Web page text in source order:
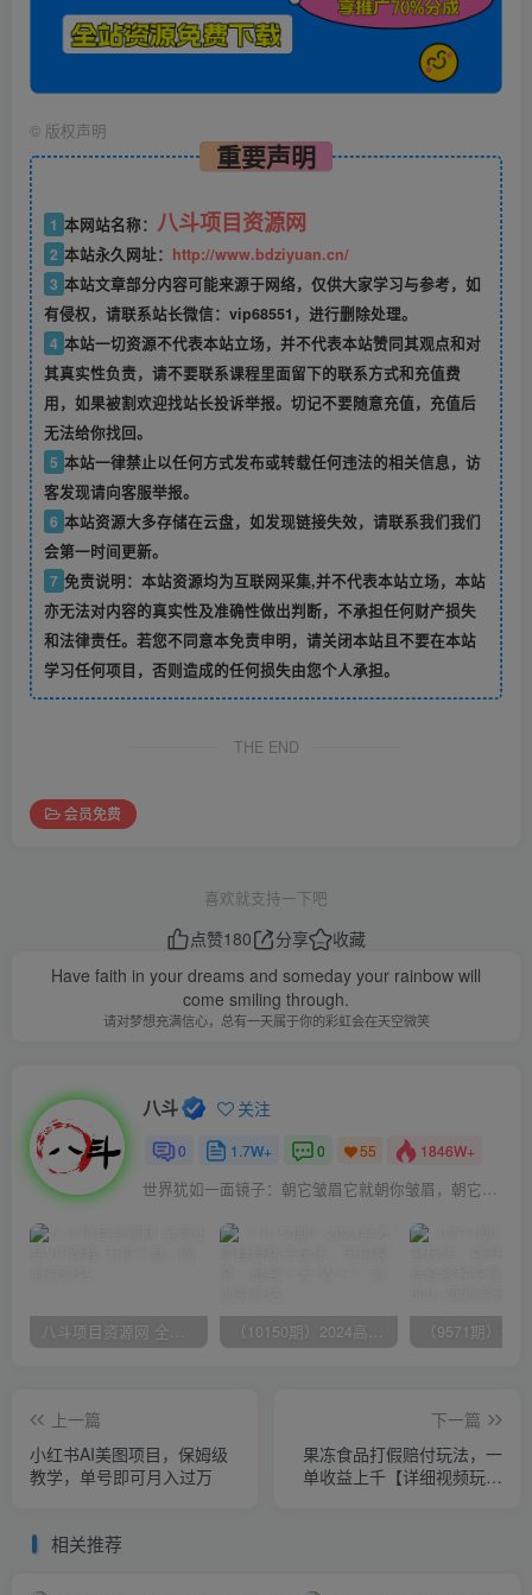
© 版权声明
重要声明
1 本网站名称： 八斗项目资源网
2 本站永久网址： http://www.bdziyuan.cn/
3 本站文章部分内容可能来源于网络，仅供大家学习与参考，如
有侵权，请联系站长微信：vip68551，进行删除处理。
4 本站一切资源不代表本站立场，并不代表本站赞同其观点和对
其真实性负责，请不要联系课程里面留下的联系方式和充值费
用，如果被割欢迎找站长投诉举报。切记不要随意充值，充值后
无法给你找回。
5 本站一律禁止以任何方式发布或转载任何违法的相关信息，访
客发现请向客服举报。
6 本站资源大多存储在云盘，如发现链接失效，请联系我们我们
会第一时间更新。
7 免责说明：本站资源均为互联网采集,并不代表本站立场，本站
亦无法对内容的真实性及准确性做出判断，不承担任何财产损失
和法律责任。若您不同意本免责申明，请关闭本站且不要在本站
学习任何项目，否则造成的任何损失由您个人承担。
THE END
会员免费
喜欢就支持一下吧
点赞180 分享
收藏
Have faith in your dreams and someday your rainbow will
come smiling through.
请对梦想充满信心，总有一天属于你的彩虹会在天空微笑
八斗 关注
0 1.7W+ 0 55 1846W+
世界犹如一面镜子：朝它皱眉它就朝你皱眉，朝它微笑它也吵你微笑
八斗项目资源网 全网正品VIP课程 无损下载~ （10150期）2024高考项目野路子玩法，无限裂变，最高一天1W＋！
上一篇
小红书AI美图项目，保姆级
教学，单号即可月入过万
下一篇
果冻食品打假赔付玩法，一
单收益上千【详细视频玩法
相关推荐